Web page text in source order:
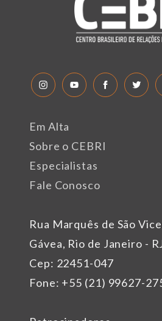
Rua Marquês de São
Gávea, Rio de Janeiro -
Cep: 22451-047
Fone: +55 (21) 99627-
Em Alta
Sobre o CEBRI
Especialistas
Fale Conosco